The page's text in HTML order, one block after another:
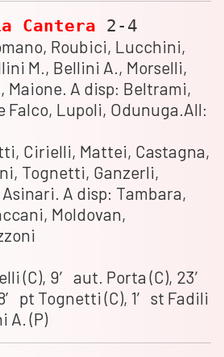
Cantera 2-4
Roubici, Lucchini,
M., Bellini A., Morselli,
Maione. A disp: Beltrami,
Falco, Lupoli, Odunuga.All:
Cirielli, Mattei, Castagna,
Tognetti, Ganzerli,
A disp: Tambara,
Moldovan,
(C), 9′ aut. Porta (C), 23′
pt Tognetti (C), 1′ st Fadili
A. (P)